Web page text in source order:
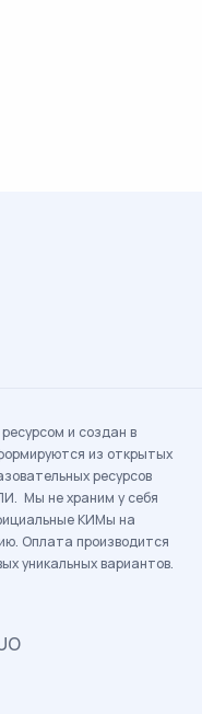
и создан в
из открытых
ресурсов
Мы не храним у себя
КИМы на
Оплата производится
уникальных вариантов.